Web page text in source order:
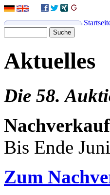
Aktuelles
Die 58.
Bis Ende
Zum